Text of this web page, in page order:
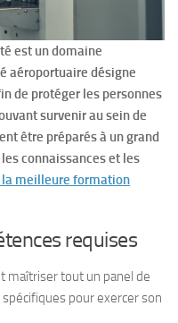
est un domaine
aéroportuaire désigne
de protéger les personnes
survenir au sein de
être préparés à un grand
connaissances et les
meilleure formation
requises
maîtriser tout un panel de
pour exercer son